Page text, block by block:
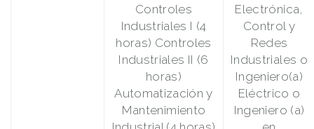
Controles
Industriales I (4
horas) Controles
Industriales II (6
horas)
Automatización y
Mantenimiento
Electrónica,
Control y
Redes
Industriales o
Ingeniero(a)
Eléctrico o
Ingeniero (a)